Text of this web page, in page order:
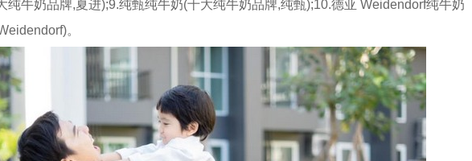
纯牛奶品牌,夏进);9.纯甄纯牛奶(十大纯牛奶品牌,纯甄);10.德亚 Weidendorf纯牛奶
。